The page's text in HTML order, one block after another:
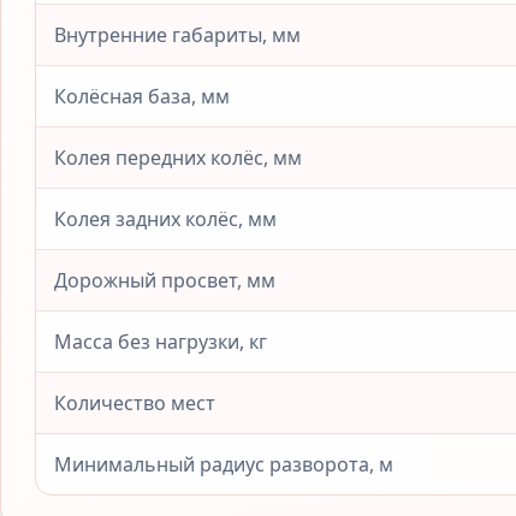
Внутренние габариты, мм
Колёсная база, мм
Колея передних колёс, мм
Колея задних колёс, мм
Дорожный просвет, мм
Масса без нагрузки, кг
Количество мест
Минимальный радиус разворота, м